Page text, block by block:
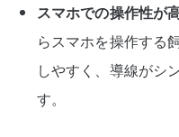
スマホでの操作性が
らスマホを操作する
しやすく、導線がシ
す。